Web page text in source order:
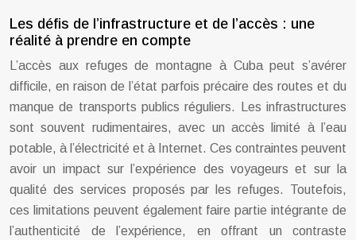
Les défis de l’infrastructure et de l’accès : une
réalité à prendre en compte
L’accès aux refuges de montagne à Cuba peut s’avérer
difficile, en raison de l’état parfois précaire des routes et du
manque de transports publics réguliers. Les infrastructures
sont souvent rudimentaires, avec un accès limité à l’eau
potable, à l’électricité et à Internet. Ces contraintes peuvent
avoir un impact sur l’expérience des voyageurs et sur la
qualité des services proposés par les refuges. Toutefois,
ces limitations peuvent également faire partie intégrante de
l’authenticité de l’expérience, en offrant un contraste